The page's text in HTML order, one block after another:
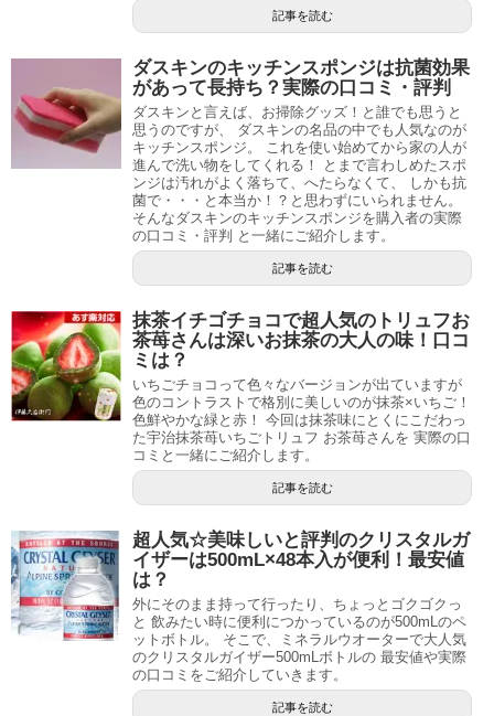
記事を読む
ダスキンのキッチンスポンジは抗菌効果
があって長持ち？実際の口コミ・評判
ダスキンと言えば、お掃除グッズ！と誰でも思うと
思うのですが、 ダスキンの名品の中でも人気なのが
キッチンスポンジ。 これを使い始めてから家の人が
進んで洗い物をしてくれる！ とまで言わしめたスポ
ンジは汚れがよく落ちて、へたらなくて、 しかも抗
菌で・・・と本当か！？と思わずにいられません。
そんなダスキンのキッチンスポンジを購入者の実際
の口コミ・評判 と一緒にご紹介します。
記事を読む
抹茶イチゴチョコで超人気のトリュフお
茶苺さんは深いお抹茶の大人の味！口コ
ミは？
いちごチョコって色々なバージョンが出ていますが
色のコントラストで格別に美しいのが抹茶×いちご！
色鮮やかな緑と赤！ 今回は抹茶味にとくにこだわっ
た宇治抹茶苺いちごトリュフ お茶苺さんを 実際の口
コミと一緒にご紹介します。
記事を読む
超人気☆美味しいと評判のクリスタルガ
イザーは500mL×48本入が便利！最安値
は？
外にそのまま持って行ったり、ちょっとゴクゴクっ
と 飲みたい時に便利につかっているのが500mLのペ
ットボトル。 そこで、ミネラルウオーターで大人気
のクリスタルガイザー500mLボトルの 最安値や実際
の口コミをご紹介していきます。
記事を読む